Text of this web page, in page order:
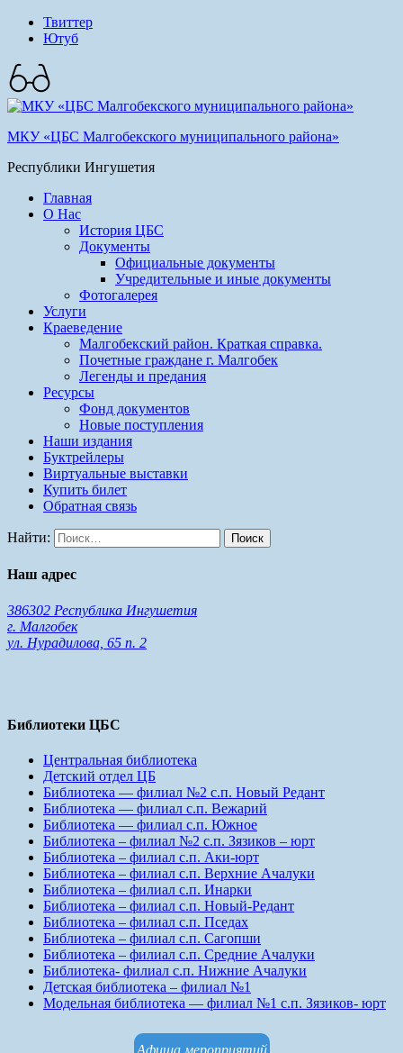
Твиттер
Ютуб
МКУ «ЦБС Малгобекского муниципального района»
Республики Ингушетия
Главная
О Нас
История ЦБС
Документы
Официальные документы
Учредительные и иные документы
Фотогалерея
Услуги
Краеведение
Малгобекский район. Краткая справка.
Почетные граждане г. Малгобек
Легенды и предания
Ресурсы
Фонд документов
Новые поступления
Наши издания
Буктрейлеры
Виртуальные выставки
Купить билет
Обратная связь
Найти:
Наш адрес
386302 Республика Ингушетия
г. Малгобек
ул. Нурадилова, 65 п. 2
Библиотеки ЦБС
Центральная библиотека
Детский отдел ЦБ
Библиотека — филиал №2 с.п. Новый Редант
Библиотека — филиал с.п. Вежарий
Библиотека — филиал с.п. Южное
Библиотека – филиал №2 с.п. Зязиков – юрт
Библиотека – филиал с.п. Аки-юрт
Библиотека – филиал с.п. Верхние Ачалуки
Библиотека – филиал с.п. Инарки
Библиотека – филиал с.п. Новый-Редант
Библиотека – филиал с.п. Пседах
Библиотека – филиал с.п. Сагопши
Библиотека – филиал с.п. Средние Ачалуки
Библиотека- филиал с.п. Нижние Ачалуки
Детская библиотека – филиал №1
Модельная библиотека — филиал №1 с.п. Зязиков- юрт
Афиша мероприятий